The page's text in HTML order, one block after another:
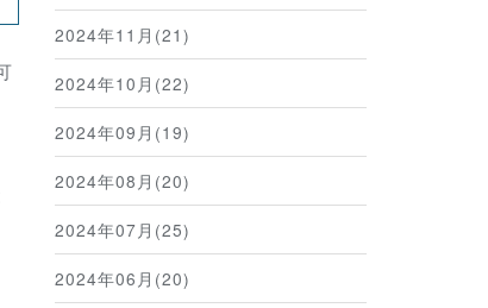
2024年11月(21)
2024年10月(22)
2024年09月(19)
2024年08月(20)
2024年07月(25)
2024年06月(20)